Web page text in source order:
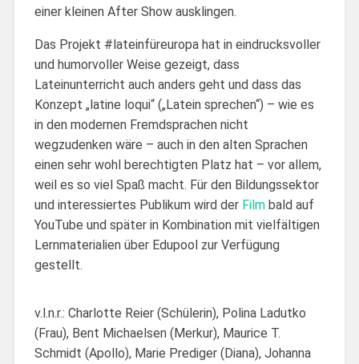
einer kleinen After Show ausklingen.
Das Projekt #lateinfüreuropa hat in eindrucksvoller
und humorvoller Weise gezeigt, dass
Lateinunterricht auch anders geht und dass das
Konzept „latine loqui“ („Latein sprechen“) – wie es
in den modernen Fremdsprachen nicht
wegzudenken wäre – auch in den alten Sprachen
einen sehr wohl berechtigten Platz hat – vor allem,
weil es so viel Spaß macht. Für den Bildungssektor
und interessiertes Publikum wird der Filmbald auf
YouTube und später in Kombination mit vielfältigen
Lernmaterialien über Edupool zur Verfügung
gestellt.
v.l.n.r.: Charlotte Reier (Schülerin), Polina Ladutko
(Frau), Bent Michaelsen (Merkur), Maurice T.
Schmidt (Apollo), Marie Prediger (Diana), Johanna